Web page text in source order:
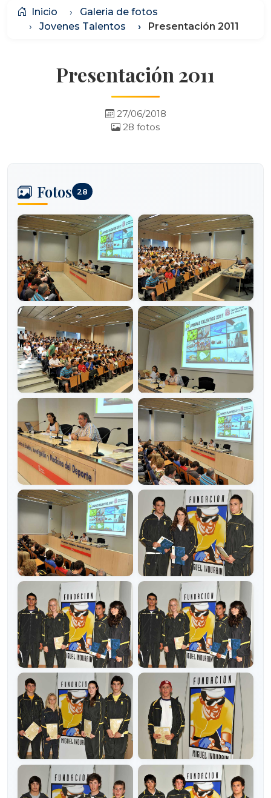
Inicio
Galeria de fotos
Jovenes Talentos
Presentación 2011
Presentación 2011
27/06/2018
28 fotos
Fotos 28